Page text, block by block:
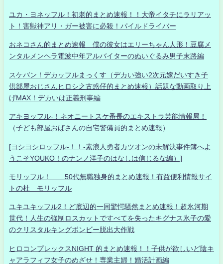
ユカ・ヨネッフル！初老的まとめ速報！！大帝イタチにラリアッ
ト！害獣神アリ・ガー被害に必殺！パイルドライバー
おネコさん的まとめ速報 僕の彼女はエリーちゃん人形！豆腐メ
ンタルメンヘラ電波中年アルバイターのぬいぐるみ男子末路編
スケバン！デカッフルまっくす（デカい強い2次元嫁だいすき子
供部屋おじさんヒロシ之古惑仔的まとめ速報）話題な動画取り上
げMAX！デカいは正義刑事編
アキヨッフル-！ネオニートスケ番長のエキストラ芸能情報局！
（子ども部屋おばさんの自宅警備員的まとめ速報）
[ヨシヨシロッフル-！！-素浪人勇者カツオンの未解決事件簿へよ
うこそYOUKO！のナンノ洋子のはなしは信じるな編）]
モリッフル！ 50代無職独身的まとめ速報！有益便利情報サイ
トの杜 モリッフル
ユキユキッフル2！ど底辺的一同驚愕騒然まとめ速報！超氷河期
世代！人生の強制ロスカットですべてを失ったキグナス氷子の愛
のクリスタルキングボンビー脱出大作戦
ヒロコンプレックスNIGHT 的まとめ速報！！子供が欲しいど陰キ
ャアラフィフ女子のめざせ！専業主婦！婚活計画編